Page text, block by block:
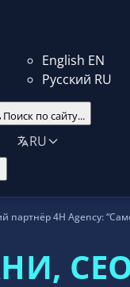
English EN
Русский RU
Поиск по сайту...
RU
партнёр 4H Agency: